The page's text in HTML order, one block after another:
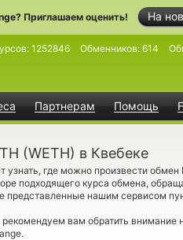
На
Приглашаем оценить!
Партнерам Помощь
1252846 Обменников: 614
(WETH) в Квебеке
где можно произвести обмен
подходящего курса обмена,
представленные нашим сервисом
вам обратить внимание